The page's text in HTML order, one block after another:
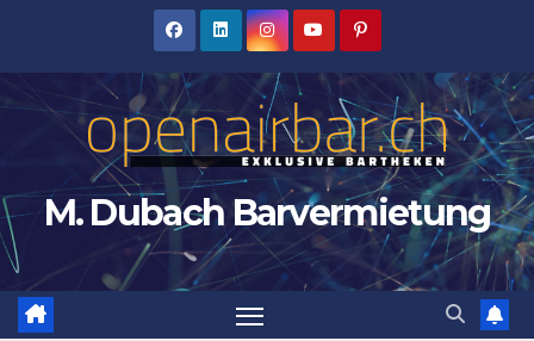
M. Dubach Barvermietung